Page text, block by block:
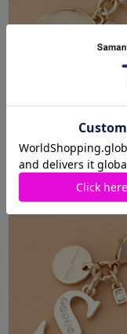
シャイニーイニシャル
チャーム…
3,850円